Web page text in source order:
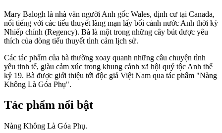
Mary Balogh là nhà văn người Anh gốc Wales, định cư tại Canada,
nổi tiếng với các tiểu thuyết lãng mạn lấy bối cảnh nước Anh thời kỳ
Nhiếp chính (Regency). Bà là một trong những cây bút được yêu
thích của dòng tiểu thuyết tình cảm lịch sử.
Các tác phẩm của bà thường xoay quanh những câu chuyện tình
yêu tinh tế, giàu cảm xúc trong khung cảnh xã hội quý tộc Anh thế
kỷ 19. Bà được giới thiệu tới độc giả Việt Nam qua tác phẩm "Nàng
Không Là Góa Phụ".
Tác phẩm nổi bật
Nàng Không Là Góa Phụ.